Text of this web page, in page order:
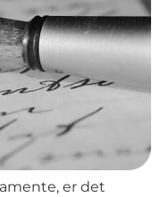
er det